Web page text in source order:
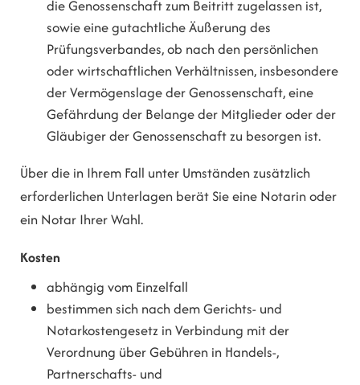
die Genossenschaft zum Beitritt zugelassen ist,
sowie eine gutachtliche Äußerung des
Prüfungsverbandes, ob nach den persönlichen
oder wirtschaftlichen Verhältnissen, insbesondere
der Vermögenslage der Genossenschaft, eine
Gefährdung der Belange der Mitglieder oder der
Gläubiger der Genossenschaft zu besorgen ist.
Über die in Ihrem Fall unter Umständen zusätzlich
erforderlichen Unterlagen berät Sie eine Notarin oder
ein Notar Ihrer Wahl.
Kosten
abhängig vom Einzelfall
bestimmen sich nach dem Gerichts- und
Notarkostengesetz in Verbindung mit der
Verordnung über Gebühren in Handels-,
Partnerschafts- und